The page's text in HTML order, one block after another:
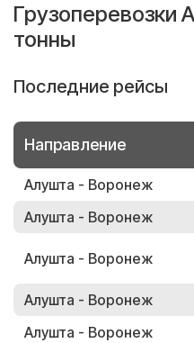
Грузоперевозки
тонны
Последние рейсы
Направление
Алушта - Воронеж
Алушта - Воронеж
Алушта - Воронеж
Алушта - Воронеж
Алушта - Воронеж